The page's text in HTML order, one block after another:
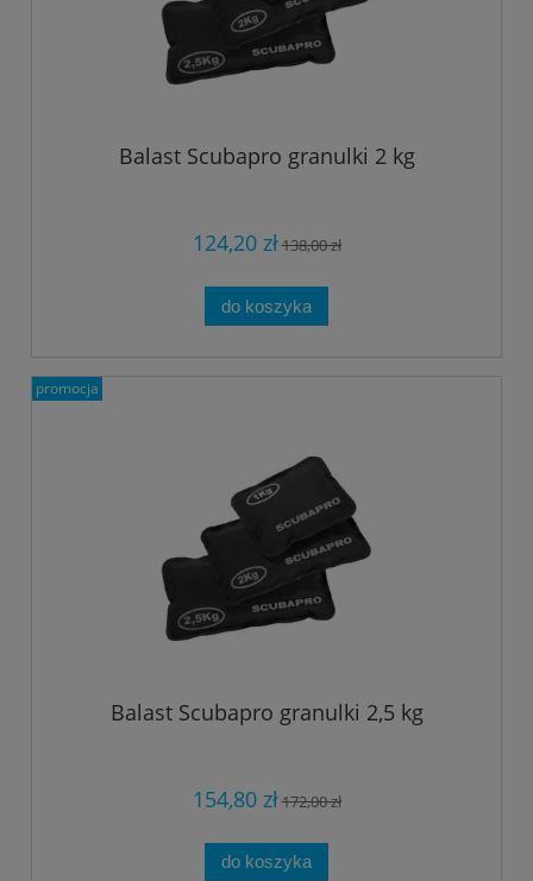
Balast Scubapro granulki 2 kg
124,20 zł138,00 zł
do koszyka
Balast Scubapro granulki 2,5 kg
154,80 zł172,00 zł
do koszyka
promocja